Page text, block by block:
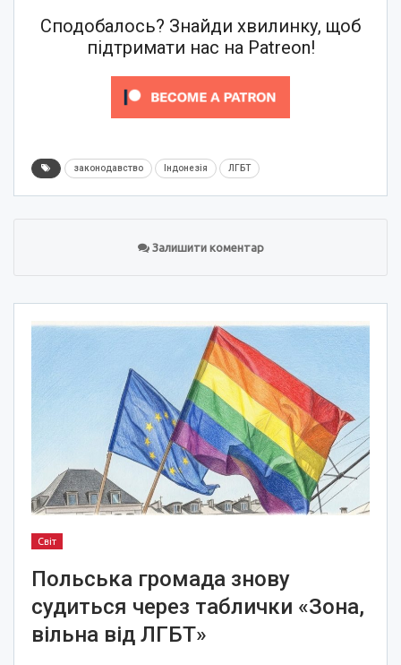
Сподобалось? Знайди хвилинку, щоб
підтримати нас на Patreon!
законодавство Індонезія ЛГБТ
Залишити коментар
Світ
Польська громада знову
судиться через таблички «Зона,
вільна від ЛГБТ»